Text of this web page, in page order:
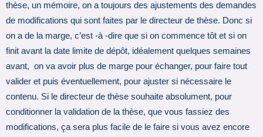
thèse, un mémoire, on a toujours des ajustements des demandes
de modifications qui sont faites par le directeur de thèse. Donc si
on a de la marge, c’est -à -dire que si on commence tôt et si on
finit avant la date limite de dépôt, idéalement quelques semaines
avant, on va avoir plus de marge pour échanger, pour faire tout
valider et puis éventuellement, pour ajuster si nécessaire le
contenu. Si le directeur de thèse souhaite absolument, pour
conditionner la validation de la thèse, que vous fassiez des
modifications, ça sera plus facile de le faire si vous avez encore